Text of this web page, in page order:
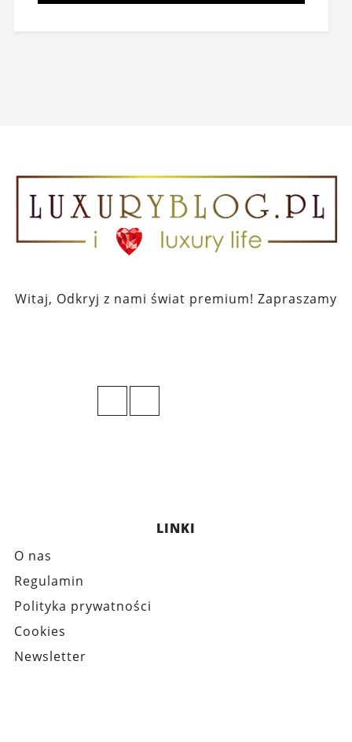
Witaj, Odkryj z nami świat premium! Zapraszamy
LINKI
O nas
Regulamin
Polityka prywatności
Cookies
Newsletter